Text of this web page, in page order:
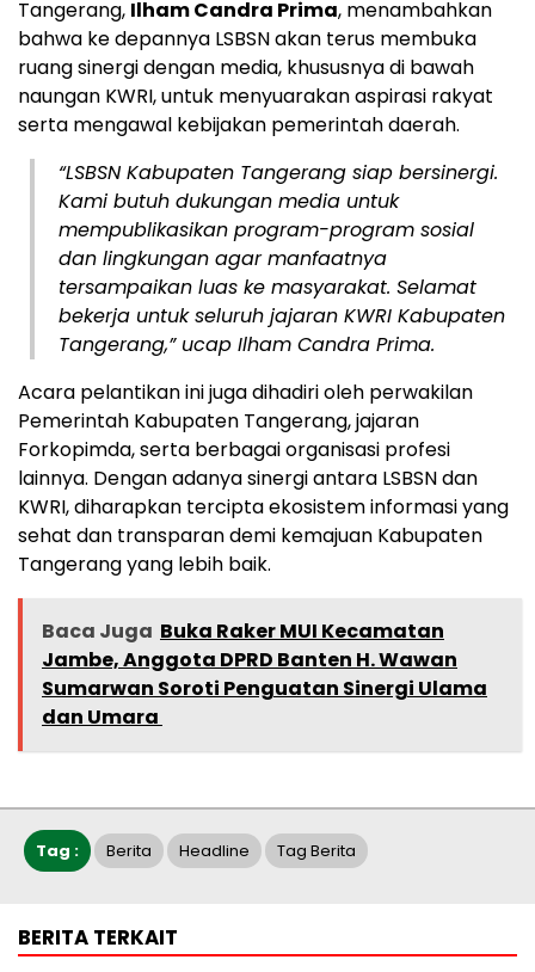
Tangerang, Ilham Candra Prima, menambahkan
bahwa ke depannya LSBSN akan terus membuka
ruang sinergi dengan media, khususnya di bawah
naungan KWRI, untuk menyuarakan aspirasi rakyat
serta mengawal kebijakan pemerintah daerah.
“LSBSN Kabupaten Tangerang siap bersinergi.
Kami butuh dukungan media untuk
mempublikasikan program-program sosial
dan lingkungan agar manfaatnya
tersampaikan luas ke masyarakat. Selamat
bekerja untuk seluruh jajaran KWRI Kabupaten
Tangerang,” ucap Ilham Candra Prima.
Acara pelantikan ini juga dihadiri oleh perwakilan
Pemerintah Kabupaten Tangerang, jajaran
Forkopimda, serta berbagai organisasi profesi
lainnya. Dengan adanya sinergi antara LSBSN dan
KWRI, diharapkan tercipta ekosistem informasi yang
sehat dan transparan demi kemajuan Kabupaten
Tangerang yang lebih baik.
Baca Juga Buka Raker MUI Kecamatan
Jambe, Anggota DPRD Banten H. Wawan
Sumarwan Soroti Penguatan Sinergi Ulama
dan Umara ‎
Tag : Berita Headline Tag Berita
BERITA TERKAIT